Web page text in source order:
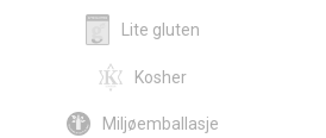
Lite gluten
Kosher
Miljøemballasje